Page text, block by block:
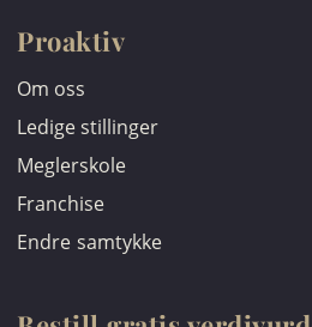
Proaktiv
Om oss
Ledige stillinger
Meglerskole
Franchise
Endre samtykke